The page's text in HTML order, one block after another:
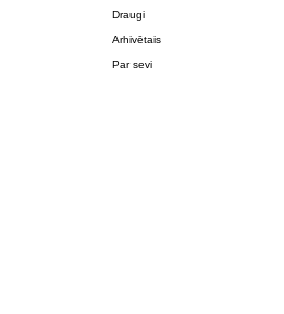
Draugi
Arhivētais
Par sevi